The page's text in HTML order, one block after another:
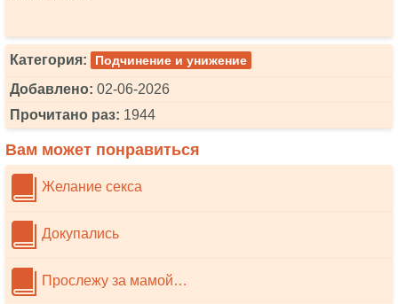
Категория: Подчинение и унижение
Добавлено: 02-06-2026
Прочитано раз: 1944
Вам может понравиться
Желание секса
Докупались
Прослежу за мамой…